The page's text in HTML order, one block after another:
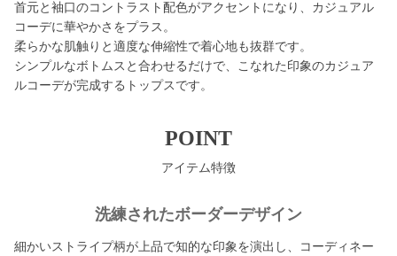
首元と袖口のコントラスト配色がアクセントになり、カジュアル
コーデに華やかさをプラス。
柔らかな肌触りと適度な伸縮性で着心地も抜群です。
シンプルなボトムスと合わせるだけで、こなれた印象のカジュア
ルコーデが完成するトップスです。
POINT
アイテム特徴
洗練されたボーダーデザイン
細かいストライプ柄が上品で知的な印象を演出し、コーディネー